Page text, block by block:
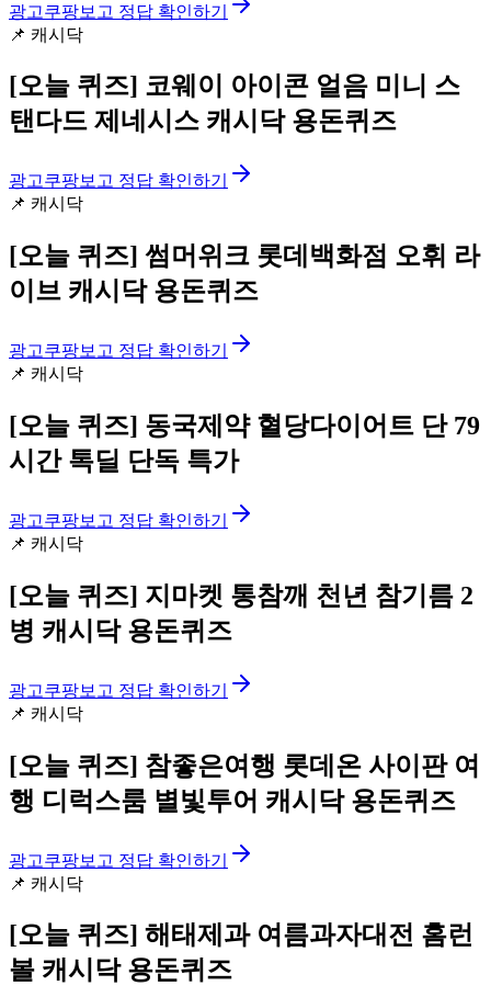
광고쿠팡보고 정답 확인하기
📌 캐시닥
[오늘 퀴즈] 코웨이 아이콘 얼음 미니 스
탠다드 제네시스 캐시닥 용돈퀴즈
광고쿠팡보고 정답 확인하기
📌 캐시닥
[오늘 퀴즈] 썸머위크 롯데백화점 오휘 라
이브 캐시닥 용돈퀴즈
광고쿠팡보고 정답 확인하기
📌 캐시닥
[오늘 퀴즈] 동국제약 혈당다이어트 단 79
시간 톡딜 단독 특가
광고쿠팡보고 정답 확인하기
📌 캐시닥
[오늘 퀴즈] 지마켓 통참깨 천년 참기름 2
병 캐시닥 용돈퀴즈
광고쿠팡보고 정답 확인하기
📌 캐시닥
[오늘 퀴즈] 참좋은여행 롯데온 사이판 여
행 디럭스룸 별빛투어 캐시닥 용돈퀴즈
광고쿠팡보고 정답 확인하기
📌 캐시닥
[오늘 퀴즈] 해태제과 여름과자대전 홈런
볼 캐시닥 용돈퀴즈